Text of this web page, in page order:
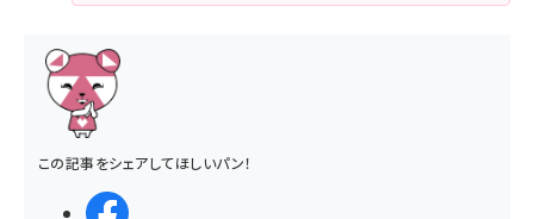
この記事をシェアしてほしいパン！